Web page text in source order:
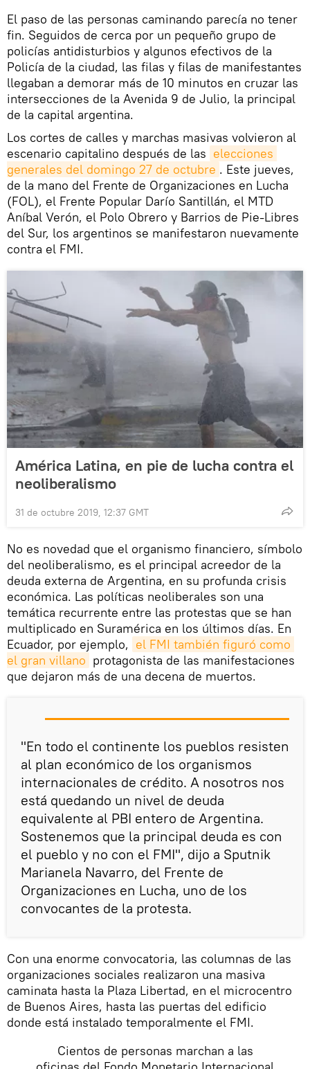
El paso de las personas caminando parecía no tener
fin. Seguidos de cerca por un pequeño grupo de
policías antidisturbios y algunos efectivos de la
Policía de la ciudad, las filas y filas de manifestantes
llegaban a demorar más de 10 minutos en cruzar las
intersecciones de la Avenida 9 de Julio, la principal
de la capital argentina.
Los cortes de calles y marchas masivas volvieron al
escenario capitalino después de las elecciones
generales del domingo 27 de octubre . Este jueves,
de la mano del Frente de Organizaciones en Lucha
(FOL), el Frente Popular Darío Santillán, el MTD
Aníbal Verón, el Polo Obrero y Barrios de Pie-Libres
del Sur, los argentinos se manifestaron nuevamente
contra el FMI.
América Latina, en pie de lucha contra el
neoliberalismo
31 de octubre 2019, 12:37 GMT
No es novedad que el organismo financiero, símbolo
del neoliberalismo, es el principal acreedor de la
deuda externa de Argentina, en su profunda crisis
económica. Las políticas neoliberales son una
temática recurrente entre las protestas que se han
multiplicado en Suramérica en los últimos días. En
Ecuador, por ejemplo, el FMI también figuró como
el gran villano protagonista de las manifestaciones
que dejaron más de una decena de muertos.
"En todo el continente los pueblos resisten
al plan económico de los organismos
internacionales de crédito. A nosotros nos
está quedando un nivel de deuda
equivalente al PBI entero de Argentina.
Sostenemos que la principal deuda es con
el pueblo y no con el FMI", dijo a Sputnik
Marianela Navarro, del Frente de
Organizaciones en Lucha, uno de los
convocantes de la protesta.
Con una enorme convocatoria, las columnas de las
organizaciones sociales realizaron una masiva
caminata hasta la Plaza Libertad, en el microcentro
de Buenos Aires, hasta las puertas del edificio
donde está instalado temporalmente el FMI.
Cientos de personas marchan a las